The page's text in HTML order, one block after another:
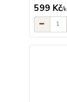
599 Kč/